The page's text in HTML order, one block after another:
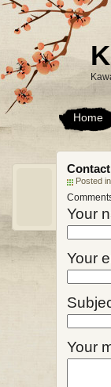
Home
Contact
Posted in
Your
Your
Your